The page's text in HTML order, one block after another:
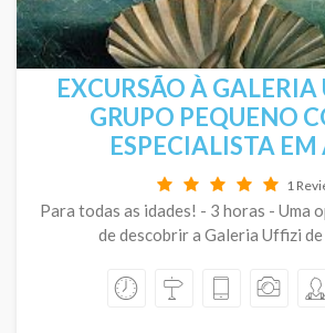
EXCURSÃO À
GRUPO PEQUENO
ESPECIALISTA EM
1
Para todas as idades! - 3 horas - Uma
de descobrir a Galeria Uffizi